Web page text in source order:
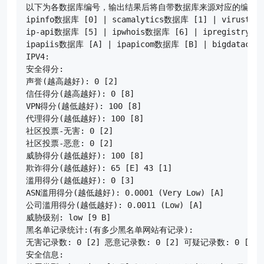
以下为各数据库编号，输出结果后将自带数据库来源对应的编号
ipinfo数据库 [0] | scamalytics数据库 [1] |
ip-api数据库 [5] | ipwhois数据库 [6] | ipregistry数
ipapiis数据库 [A] | ipapicom数据库 [B] |
IPV4:
安全得分:
声誉(越高越好): 0 [2]
信任得分(越高越好): 0 [8]
VPN得分(越低越好): 100 [8]
代理得分(越低越好): 100 [8]
社区投票-无害: 0 [2]
社区投票-恶意: 0 [2]
威胁得分(越低越好): 100 [8]
欺诈得分(越低越好): 65 [E] 43 [1]
滥用得分(越低越好): 0 [3]
ASN滥用得分(越低越好): 0.0001 (Very Low) [A]
公司滥用得分(越低越好): 0.0011 (Low) [A]
威胁级别: low [9 B]
黑名单记录统计:(有多少黑名单网站有记录):
无害记录数: 0 [2] 恶意记录数: 0 [2] 可疑记录数: 0 [2]
安全信息: